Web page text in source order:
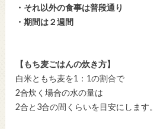
・それ以外の食事は普段通り
・期間は２週間
【もち麦ごはんの炊き方】
白米ともち麦を1：1の割合で
2合炊く場合の水の量は
2合と3合の間くらいを目安にします。